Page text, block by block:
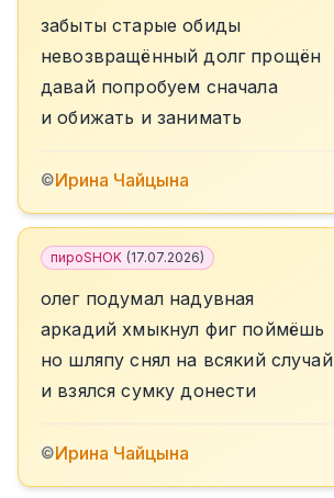
забыты старые обиды
невозвращённый долг прощён
давай попробуем сначала
и обижать и занимать
©Ирина Чайцына
пироSHOK (17.07.2026)
олег подумал надувная
аркадий хмыкнул фиг поймёшь
но шляпу снял на всякий случай
и взялся сумку донести
©Ирина Чайцына